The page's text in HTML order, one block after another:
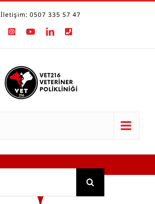
İletişim: 0507 335 57 47
InstagramYouTubeLinkedIn